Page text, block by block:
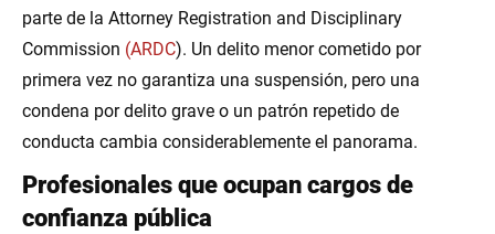
parte de la Attorney Registration and Disciplinary
Commission (ARDC). Un delito menor cometido por
primera vez no garantiza una suspensión, pero una
condena por delito grave o un patrón repetido de
conducta cambia considerablemente el panorama.
Profesionales que ocupan cargos de
confianza pública